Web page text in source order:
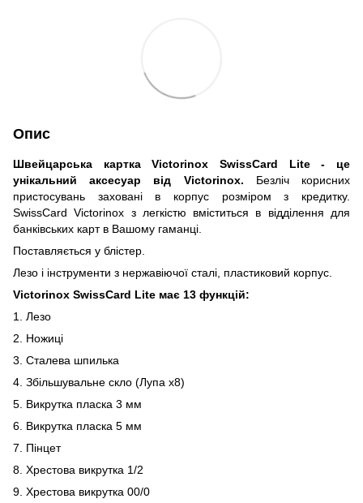
Опис
Швейцарська картка Victorinox SwissCard Lite - це
унікальний аксесуар від Victorinox. Безліч корисних
пристосувань заховані в корпус розміром з кредитку.
SwissCard Victorinox з легкістю вміститься в відділення для
банківських карт в Вашому гаманці.
Поставляється у блістер.
Лезо і інструменти з нержавіючої сталі, пластиковий корпус.
Victorinox SwissCard Lite має 13 функцій:
1. Лезо
2. Ножиці
3. Сталева шпилька
4. Збільшувальне скло (Лупа x8)
5. Викрутка пласка 3 мм
6. Викрутка пласка 5 мм
7. Пінцет
8. Хрестова викрутка 1/2
9. Хрестова викрутка 00/0